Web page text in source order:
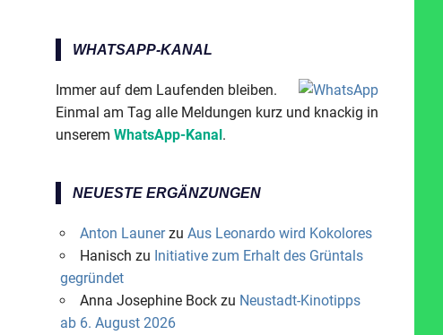
WHATSAPP-KANAL
Immer auf dem Laufenden bleiben.
Einmal am Tag alle Meldungen kurz und knackig in
unserem WhatsApp-Kanal.
NEUESTE ERGÄNZUNGEN
Anton Launerzu Aus Leonardo wird Kokolores
Hanisch zu Initiative zum Erhalt des Grüntals
gegründet
Anna Josephine Bockzu Neustadt-Kinotipps
ab 6. August 2026